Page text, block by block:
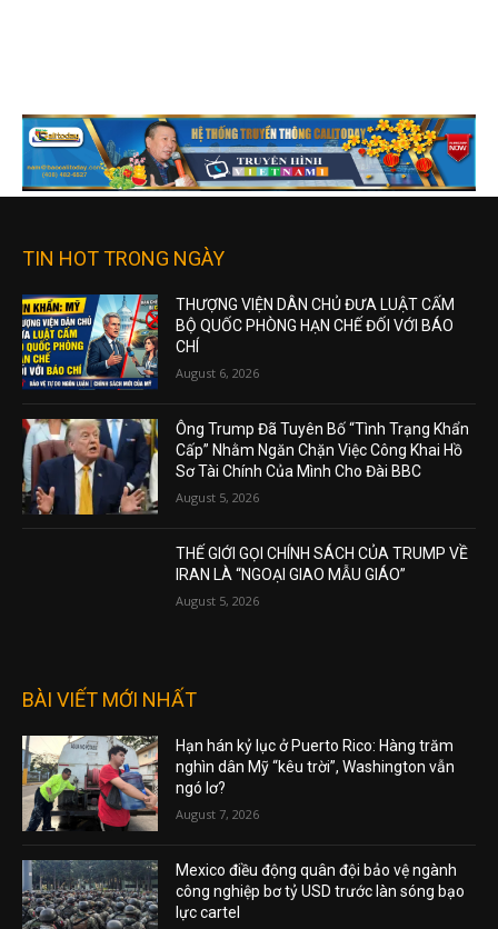
TIN HOT TRONG NGÀY
THƯỢNG VIỆN DÂN CHỦ ĐƯA LUẬT CẤM
BỘ QUỐC PHÒNG HẠN CHẾ ĐỐI VỚI BÁO
CHÍ
August 6, 2026
Ông Trump Đã Tuyên Bố “Tình Trạng Khẩn
Cấp” Nhằm Ngăn Chặn Việc Công Khai Hồ
Sơ Tài Chính Của Mình Cho Đài BBC
August 5, 2026
THẾ GIỚI GỌI CHÍNH SÁCH CỦA TRUMP VỀ
IRAN LÀ “NGOẠI GIAO MẪU GIÁO”
August 5, 2026
BÀI VIẾT MỚI NHẤT
Hạn hán kỷ lục ở Puerto Rico: Hàng trăm
nghìn dân Mỹ “kêu trời”, Washington vẫn
ngó lơ?
August 7, 2026
Mexico điều động quân đội bảo vệ ngành
công nghiệp bơ tỷ USD trước làn sóng bạo
lực cartel